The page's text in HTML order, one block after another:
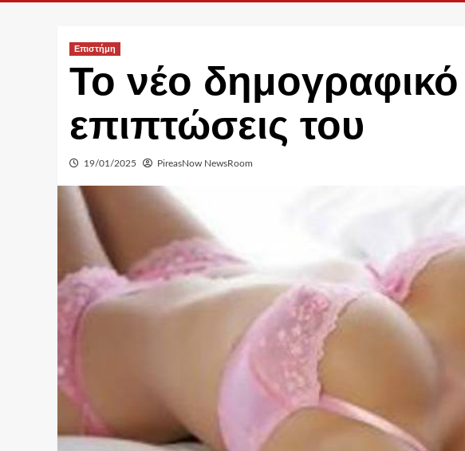
Επιστήμη
Το νέο δημογραφικό
επιπτώσεις του
19/01/2025 PireasNow NewsRoom